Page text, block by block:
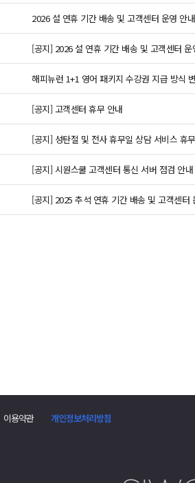
2026 설 연휴 기간 배송 및 고객센터 운영 안내
[공지] 2026 설 연휴 기간 배송 및 고객센터 운
해피뉴런 1+1 영어 패키지 수강권 지급 방식
[공지] 고객센터 휴무 안내
[공지] 성탄절 및 전사 휴무일 상담 서비스 휴
[공지] 시원스쿨 고객센터 통신 서버 점검 안
[공지] 2025 추석 연휴 기간 배송 및 고객센터
이용약관 개인정보처리방침